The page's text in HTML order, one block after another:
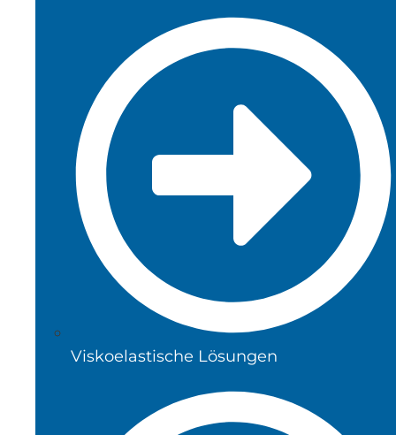
Viskoelastische Lösungen